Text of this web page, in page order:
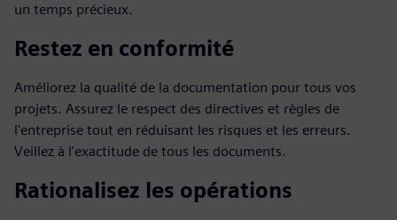
un temps précieux.
Restez en conformité
Améliorez la qualité de la documentation pour tous vos
projets. Assurez le respect des directives et règles de
l'entreprise tout en réduisant les risques et les erreurs.
Veillez à l'exactitude de tous les documents.
Rationalisez les opérations